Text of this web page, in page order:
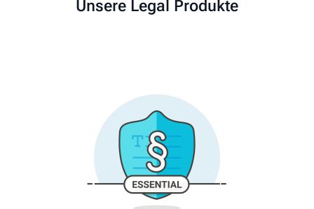
Unsere Legal Produkte